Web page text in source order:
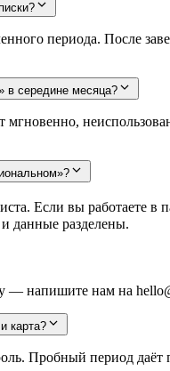
периода. После
в середине месяца?
Если вы работаете
данные разделены.
— напишите нам на
карта?
Пробный период